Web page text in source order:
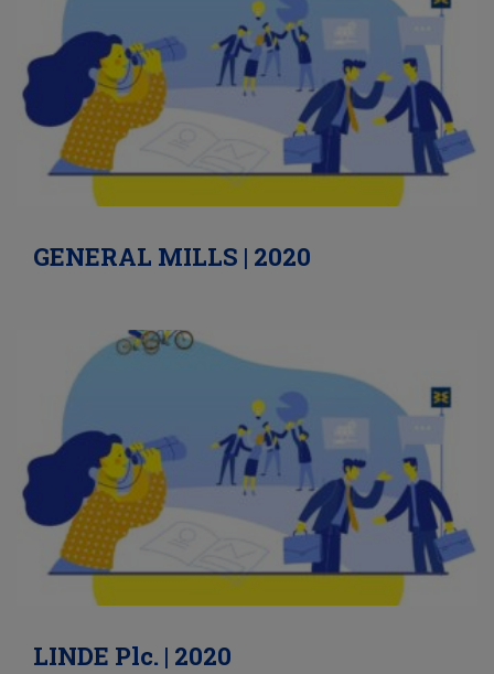
GENERAL MILLS | 2020
LINDE Plc. | 2020